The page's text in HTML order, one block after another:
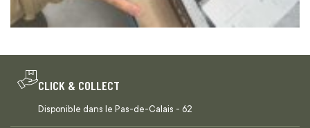
CLICK & COLLECT
Disponible dans le Pas-de-Calais - 62